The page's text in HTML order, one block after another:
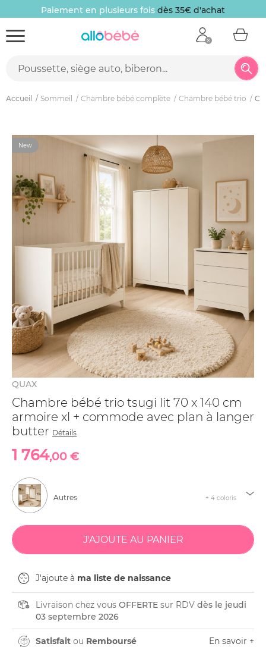
Paiement en plusieurs fois dès 35€ d'achat
Accueil Sommeil Chambre bébé complète Chambre bébé trio
New
QUAX
Chambre bébé trio tsugi lit 70 x 140 cm
armoire xl + commode avec plan à langer
butter Détails
1 764,00 €
Autres + 4 coloris
J'ajoute à ma liste de naissance
Livraison chez vous OFFERTE sur RDV dès le jeudi
03 septembre 2026
Satisfait ou Remboursé En savoir +